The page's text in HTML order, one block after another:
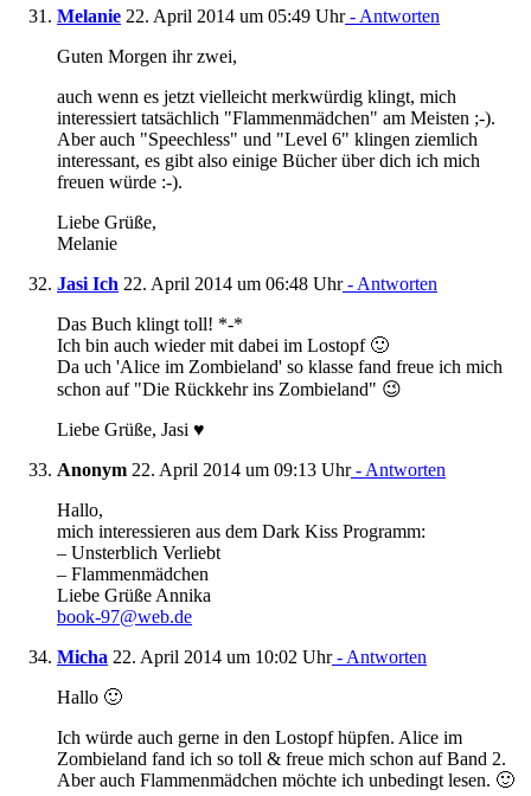
Melanie 22. April 2014 um 05:49 Uhr- Antworten
Guten Morgen ihr zwei,
auch wenn es jetzt vielleicht merkwürdig klingt, mich
interessiert tatsächlich "Flammenmädchen" am Meisten ;-).
Aber auch "Speechless" und "Level 6" klingen ziemlich
interessant, es gibt also einige Bücher über dich ich mich
freuen würde :-).
Liebe Grüße,
Melanie
Jasi Ich 22. April 2014 um 06:48 Uhr- Antworten
Das Buch klingt toll! *-*
Ich bin auch wieder mit dabei im Lostopf 🙂
Da uch 'Alice im Zombieland' so klasse fand freue ich mich
schon auf "Die Rückkehr ins Zombieland" 😉
Liebe Grüße, Jasi ♥
Anonym 22. April 2014 um 09:13 Uhr- Antworten
Hallo,
mich interessieren aus dem Dark Kiss Programm:
– Unsterblich Verliebt
– Flammenmädchen
Liebe Grüße Annika
book-97@web.de
Micha 22. April 2014 um 10:02 Uhr- Antworten
Hallo 🙂
Ich würde auch gerne in den Lostopf hüpfen. Alice im
Zombieland fand ich so toll & freue mich schon auf Band 2.
Aber auch Flammenmädchen möchte ich unbedingt lesen. 🙂